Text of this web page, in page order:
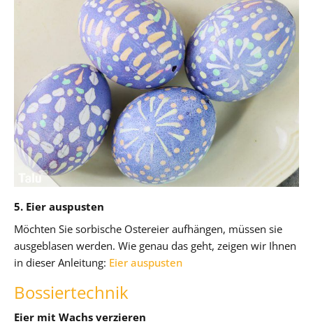
5. Eier auspusten
Möchten Sie sorbische Ostereier aufhängen, müssen sie
ausgeblasen werden. Wie genau das geht, zeigen wir Ihnen
in dieser Anleitung: Eier auspusten
Bossiertechnik
Eier mit Wachs verzieren